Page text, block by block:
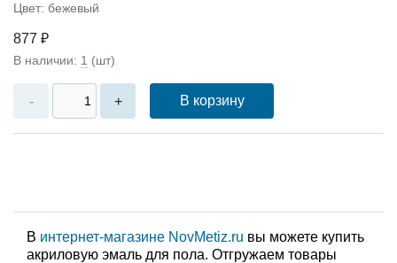
Цвет: бежевый
877 ₽
В наличии: 1 (шт)
- + В корзину
В интернет-магазине NovMetiz.ru вы можете купить
акриловую эмаль для пола. Отгружаем товары